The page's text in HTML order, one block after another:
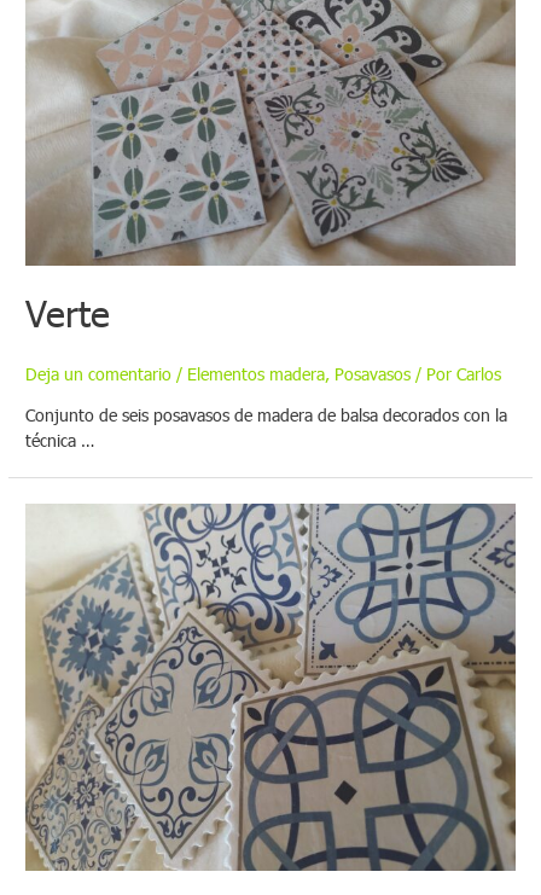
Verte
Deja un comentario / Elementos madera, Posavasos / PorCarlos
Conjunto de seis posavasos de madera de balsa decorados con la
técnica …